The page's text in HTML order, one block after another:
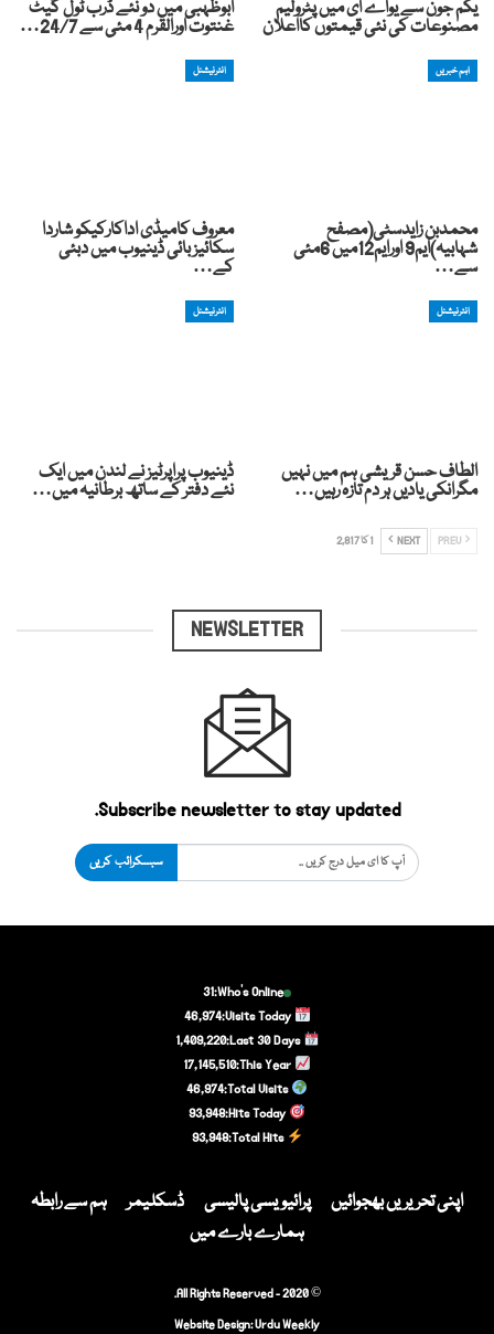
یکم جون سے یواے ای میں پٹرولیم
مصنوعات کی نئی قیمتوں کااعلان
ابوظہبی میں دو نئے ڈرب ٹول گیٹ
غنتوت اورالقرم 4 مئی سے 24/7…
اہم خبریں
محمدبن زایدسٹی(مصفح
شہابیہ)ایم9 اورایم12میں 6مئی
سے…
انٹرنیشنل
معروف کامیڈی اداکارکیکو شاردا
سکائیز بائی ڈینیوب میں دبئی
کے…
انٹرنیشنل
الطاف حسن قریشی ہم میں نہیں
مگرانکی یادیں ہر دم تازہ رہیں…
انٹرنیشنل
ڈینیوب پراپرٹیز نے لندن میں ایک
نئے دفتر کے ساتھ برطانیہ میں…
NEXT 1 کا 2,817
NEWSLETTER
Subscribe newsletter to stay updated.
سبسکرائب کریں
Who's Online:
31
Visits Today:
46,974
Last 30 Days:
1,409,220
17,145,510
Total Visits:
46,974
Hits Today:
93,948
Total Hits:
93,948
اپنی تحریریں بھجوائیں پرائیویسی پالیسی ڈسکلیمر
ہم سے رابطہ
ہمارے بارے میں
© 2020 - All Rights Reserved.
Website Design:Urdu Weekly